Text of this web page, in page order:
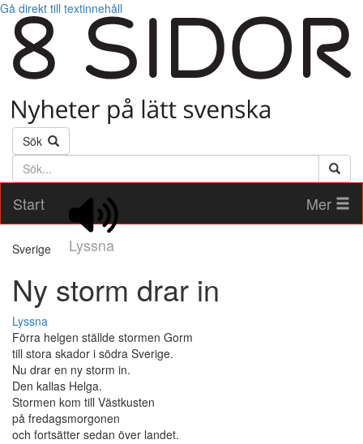
Gå direkt till textinnehåll
Sök
Söktext
Start
Lyssna
Mer
Sverige
Ny storm drar in
Lyssna
Förra helgen ställde stormen Gorm
till stora skador i södra Sverige.
Nu drar en ny storm in.
Den kallas Helga.
Stormen kom till Västkusten
på fredagsmorgonen
och fortsätter sedan över landet.